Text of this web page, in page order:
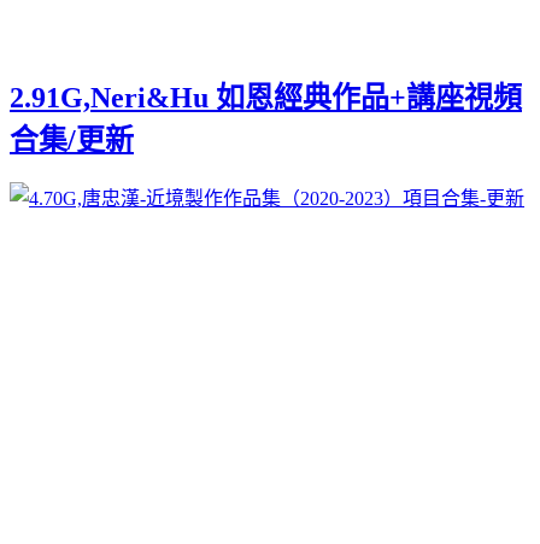
2.91G,Neri&Hu 如恩經典作品+講座視頻
合集/更新